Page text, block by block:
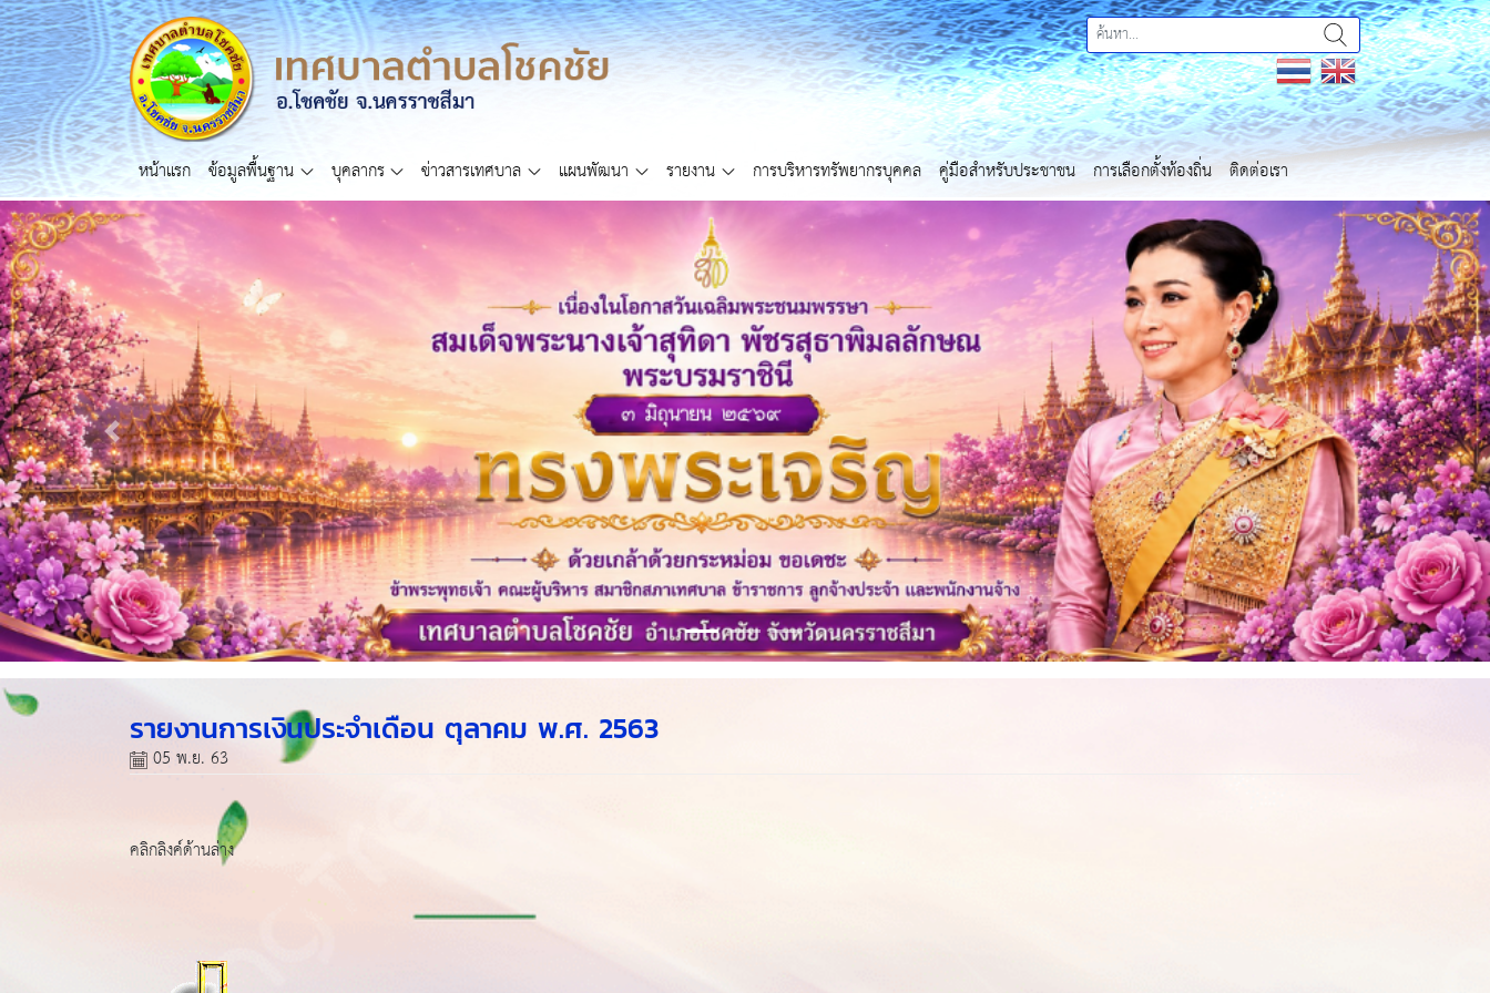
หน้าแรก ข้อมูลพื้นฐาน บุคลากร ข่าวสารเทศบาล แผนพัฒนา รายงาน การบริหารทรัพยากรบุคคล คู่มือสำหรับประชาชน การเลือกตั้งท้องถิ่น ติดต่อเรา
Previous Next
รายงานการเงินประจำเดือน ตุลาคม พ.ศ. 2563
05 พ.ย. 63
คลิกลิงค์ด้านล่าง